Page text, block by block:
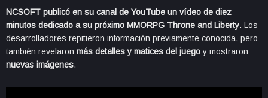
NCSOFT publicó en su canal de YouTube un vídeo de diez
minutos dedicado a su próximo MMORPG Throne and Liberty. Los
desarrolladores repitieron información previamente conocida, pero
también revelaron más detalles y matices del juegoy mostraron
nuevas imágenes.